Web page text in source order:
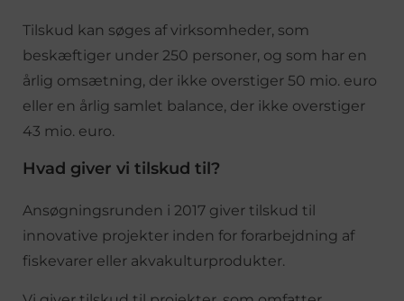
Tilskud kan søges af virksomheder, som
beskæftiger under 250 personer, og som har en
årlig omsætning, der ikke overstiger 50 mio. euro
eller en årlig samlet balance, der ikke overstiger
43 mio. euro.
Hvad giver vi tilskud til?
Ansøgningsrunden i 2017 giver tilskud til
innovative projekter inden for forarbejdning af
fiskevarer eller akvakulturprodukter.